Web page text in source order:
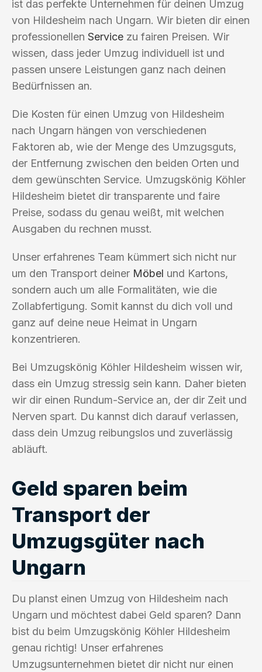
ist das perfekte Unternehmen für deinen Umzug
von Hildesheim nach Ungarn. Wir bieten dir einen
professionellen Service zu fairen Preisen. Wir
wissen, dass jeder Umzug individuell ist und
passen unsere Leistungen ganz nach deinen
Bedürfnissen an.
Die Kosten für einen Umzug von Hildesheim
nach Ungarn hängen von verschiedenen
Faktoren ab, wie der Menge des Umzugsguts,
der Entfernung zwischen den beiden Orten und
dem gewünschten Service. Umzugskönig Köhler
Hildesheim bietet dir transparente und faire
Preise, sodass du genau weißt, mit welchen
Ausgaben du rechnen musst.
Unser erfahrenes Team kümmert sich nicht nur
um den Transport deiner Möbel und Kartons,
sondern auch um alle Formalitäten, wie die
Zollabfertigung. Somit kannst du dich voll und
ganz auf deine neue Heimat in Ungarn
konzentrieren.
Bei Umzugskönig Köhler Hildesheim wissen wir,
dass ein Umzug stressig sein kann. Daher bieten
wir dir einen Rundum-Service an, der dir Zeit und
Nerven spart. Du kannst dich darauf verlassen,
dass dein Umzug reibungslos und zuverlässig
abläuft.
Geld sparen beim
Transport der
Umzugsgüter nach
Ungarn
Du planst einen Umzug von Hildesheim nach
Ungarn und möchtest dabei Geld sparen? Dann
bist du beim Umzugskönig Köhler Hildesheim
genau richtig! Unser erfahrenes
Umzugsunternehmen bietet dir nicht nur einen